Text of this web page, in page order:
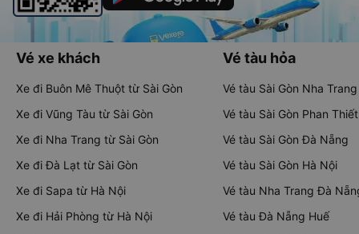
Vé xe khách
Xe đi Buôn Mê Thuột từ Sài Gòn
Xe đi Vũng Tàu từ Sài Gòn
Xe đi Nha Trang từ Sài Gòn
Xe đi Đà Lạt từ Sài Gòn
Xe đi Sapa từ Hà Nội
Xe đi Hải Phòng từ Hà Nội
Vé tàu hỏa
Vé tàu Sài Gòn Nha Trang
Vé tàu Sài Gòn Phan Thiết
Vé tàu Sài Gòn Đà Nẵng
Vé tàu Sài Gòn Hà Nội
Vé tàu Nha Trang Đà
Vé tàu Đà Nẵng Huế